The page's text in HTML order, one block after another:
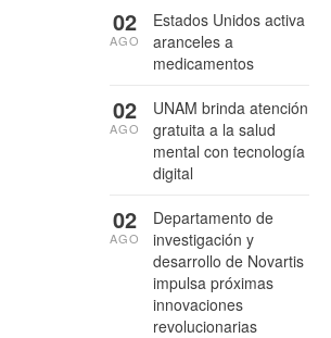
Estados Unidos activa
aranceles a
medicamentos
02
AGO
UNAM brinda atención
gratuita a la salud
mental con tecnología
digital
02
AGO
Departamento de
investigación y
desarrollo de Novartis
impulsa próximas
innovaciones
revolucionarias
02
AGO